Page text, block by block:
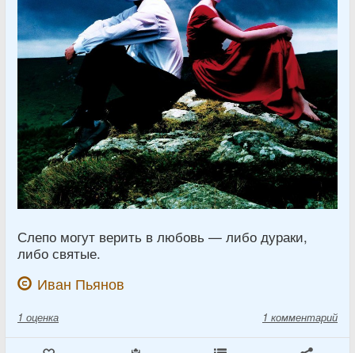
Слепо могут верить в любовь — либо дураки,
либо святые.
Иван Пьянов
1 оценка 1 комментарий